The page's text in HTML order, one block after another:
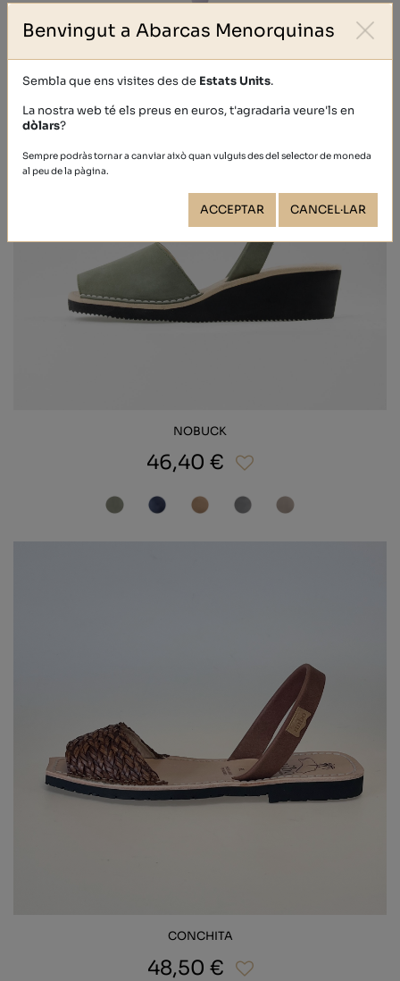
NOBUCK
46,40 €
CONCHITA
48,50 €
Benvingut a Abarcas Menorquinas
Sembla que ens visites des de Estats Units.
La nostra web té els preus en euros, t'agradaria veure'ls en
dòlars?
Sempre podràs tornar a canviar això quan vulguis des del selector de moneda
al peu de la pàgina.
ACCEPTAR CANCEL·LAR